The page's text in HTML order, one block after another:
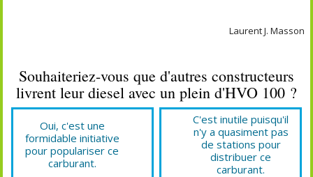
Laurent J. Masson
Souhaiteriez-vous que d'autres constructeurs
livrent leur diesel avec un plein d'HVO 100 ?
Oui, c'est une
formidable initiative
pour populariser ce
carburant.
C'est inutile puisqu'il
n'y a quasiment pas
de stations pour
distribuer ce
carburant.